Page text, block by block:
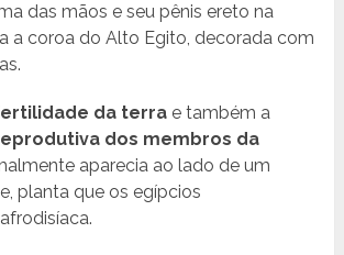
das mãos e seu pênis ereto na
a coroa do Alto Egito, decorada com
da terra e também a
dos membros da
aparecia ao lado de um
planta que os egípcios